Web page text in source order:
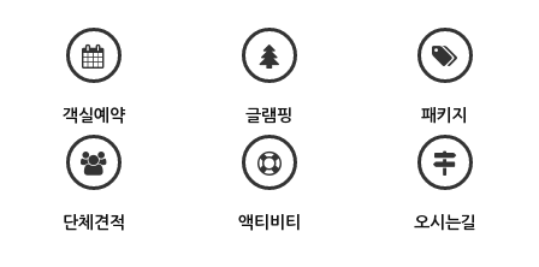
객실예약 글램핑 패키지
단체견적 액티비티 오시는길